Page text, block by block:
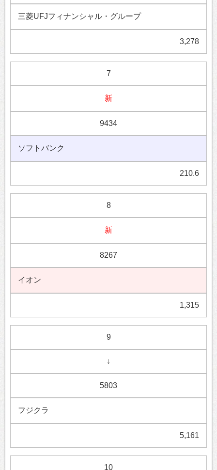
三菱UFJフィナンシャル・グループ
3,278
7
新
9434
ソフトバンク
210.6
8
新
8267
イオン
1,315
9
↓
5803
フジクラ
5,161
10